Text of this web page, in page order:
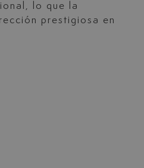
lo que la
prestigiosa en